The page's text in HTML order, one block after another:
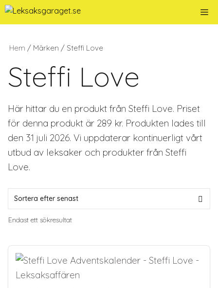
Hoppa
till
Hem / Märken / Steffi Love
Steffi Love
Här hittar du en produkt från Steffi Love. Priset
för denna produkt är 289 kr. Produkten lades till
den 31 juli 2026. Vi uppdaterar kontinuerligt vårt
utbud av leksaker och produkter från Steffi
Love.
Endast ett sökresultat